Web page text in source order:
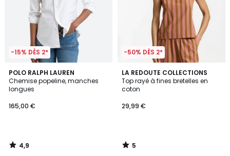
-15% DÈS 2*
POLO RALPH LAUREN
Chemise popeline, manches
longues
165,00 €
4,9
/ 5
4,9
/
-50% DÈS 2*
LA REDOUTE COLLECTIONS
Top rayé à fines bretelles en
coton
29,99 €
5
/
5
5
/